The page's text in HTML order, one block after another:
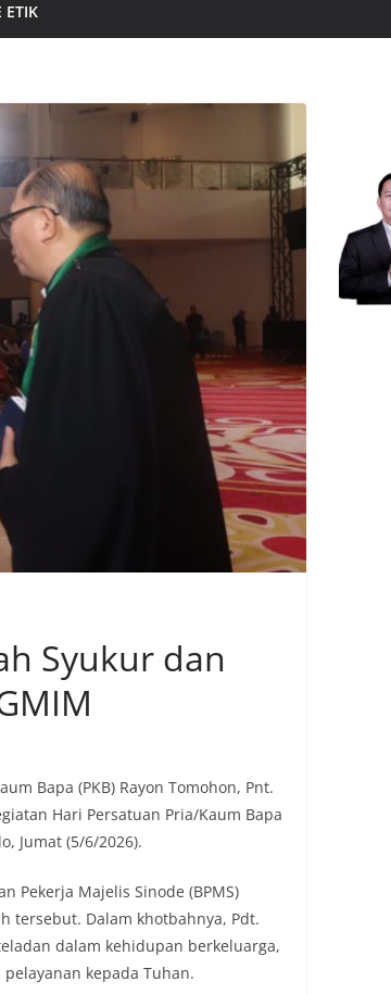
ETIK
Syukur dan
Bapa (PKB) Rayon Tomohon, Pnt.
Hari Persatuan Pria/Kaum Bapa
Jumat (5/6/2026).
Pekerja Majelis Sinode (BPMS)
tersebut. Dalam khotbahnya, Pdt.
dalam kehidupan berkeluarga,
kepada Tuhan.